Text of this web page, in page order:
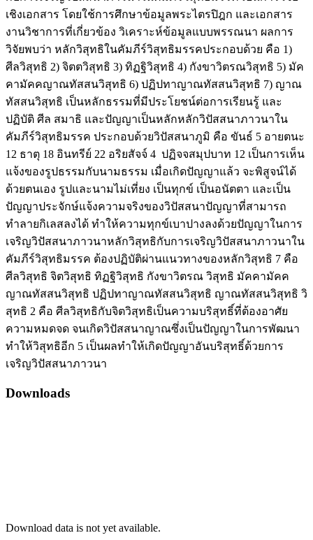
เชิงเอกสาร โดยใช้การศึกษาข้อมูลพระไตรปิฎก และเอกสาร
งานวิชาการที่เกี่ยวข้อง วิเคราะห์ข้อมูลแบบพรรณนา ผลการ
วิจัยพบว่า หลักวิสุทธิในคัมภีร์วิสุทธิมรรคประกอบด้วย คือ 1)
ศีลวิสุทธิ 2) จิตตวิสุทธิ 3) ทิฏฐิวิสุทธิ 4) กังขาวิตรณวิสุทธิ 5) มัค
คามัคคญาณทัสสนวิสุทธิ 6) ปฏิปทาญาณทัสสนวิสุทธิ 7) ญาณ
ทัสสนวิสุทธิ เป็นหลักธรรมที่มีประโยชน์ต่อการเรียนรู้ และ
ปฏิบัติ ศีล สมาธิ และปัญญาเป็นหลักหลักวิปัสสนาภาวนาใน
คัมภีร์วิสุทธิมรรค ประกอบด้วยวิปัสสนาภูมิ คือ ขันธ์ 5 อายตนะ
12 ธาตุ 18 อินทรีย์ 22 อริยสัจจ์ 4 ปฏิจจสมุปบาท 12 เป็นการเห็น
แจ้งของรูปธรรมกับนามธรรม เมื่อเกิดปัญญาแล้ว จะพิสูจน์ได้
ด้วยตนเอง รูปและนามไม่เที่ยง เป็นทุกข์ เป็นอนัตตา และเป็น
ปัญญาประจักษ์แจ้งความจริงของวิปัสสนาปัญญาที่สามารถ
ทำลายกิเลสลงได้ ทำให้ความทุกข์เบาปางลงด้วยปัญญาในการ
เจริญวิปัสสนาภาวนาหลักวิสุทธิกับการเจริญวิปัสสนาภาวนาใน
คัมภีร์วิสุทธิมรรค ต้องปฏิบัติผ่านแนวทางของหลักวิสุทธิ 7 คือ
ศีลวิสุทธิ จิตวิสุทธิ ทิฏฐิวิสุทธิ กังขาวิตรณ วิสุทธิ มัคคามัคค
ญาณทัสสนวิสุทธิ ปฏิปทาญาณทัสสนวิสุทธิ ญาณทัสสนวิสุทธิ วิ
สุทธิ 2 คือ ศีลวิสุทธิกับจิตวิสุทธิเป็นความบริสุทธิ์ที่ต้องอาศัย
ความหมดจด จนเกิดวิปัสสนาญาณซึ่งเป็นปัญญาในการพัฒนา
ทำให้วิสุทธิอีก 5 เป็นผลทำให้เกิดปัญญาอันบริสุทธิ์ด้วยการ
เจริญวิปัสสนาภาวนา
Downloads
Download data is not yet available.